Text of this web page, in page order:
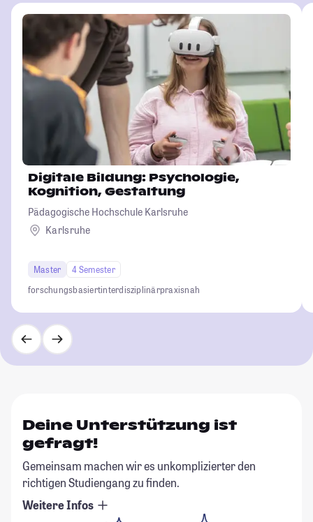
Digitale Bildung: Psychologie,
Kognition, Gestaltung
Pädagogische Hochschule Karlsruhe
Karlsruhe
Master
4 Semester
forschungsbasiertinterdisziplinärpraxisnah
Deine Unterstützung ist
gefragt!
Gemeinsam machen wir es unkomplizierter den
richtigen Studiengang zu finden.
Weitere Infos